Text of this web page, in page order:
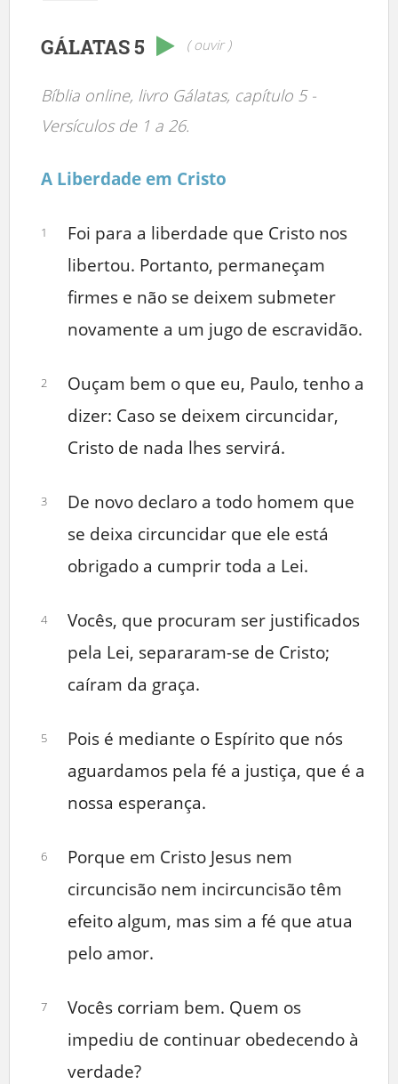
GÁLATAS 5 ( ouvir )
Bíblia online, livro Gálatas, capítulo 5 -
Versículos de 1 a 26.
A Liberdade em Cristo
1
Foi para a liberdade que Cristo nos
libertou. Portanto, permaneçam
firmes e não se deixem submeter
novamente a um jugo de escravidão.
2
Ouçam bem o que eu, Paulo, tenho a
dizer: Caso se deixem circuncidar,
Cristo de nada lhes servirá.
3
De novo declaro a todo homem que
se deixa circuncidar que ele está
obrigado a cumprir toda a Lei.
4
Vocês, que procuram ser justificados
pela Lei, separaram-se de Cristo;
caíram da graça.
5
Pois é mediante o Espírito que nós
aguardamos pela fé a justiça, que é a
nossa esperança.
6
Porque em Cristo Jesus nem
circuncisão nem incircuncisão têm
efeito algum, mas sim a fé que atua
pelo amor.
7
Vocês corriam bem. Quem os
impediu de continuar obedecendo à
verdade?